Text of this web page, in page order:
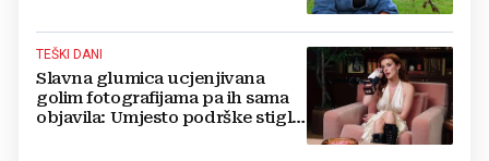
TEŠKI DANI
Slavna glumica ucjenjivana
golim fotografijama pa ih sama
objavila: Umjesto podrške stigle